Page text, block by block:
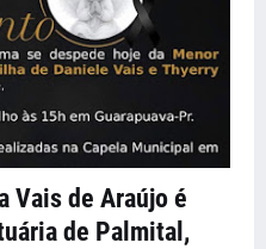
Vais de Araújo é
de Palmital,